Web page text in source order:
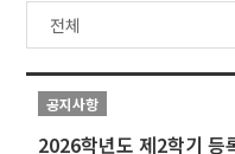
공지사항
2026학년도 제2학기 등